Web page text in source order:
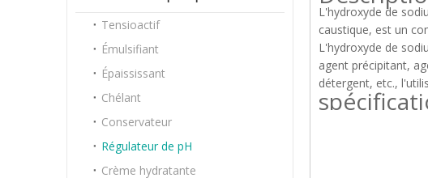
Tensioactif
Émulsifiant
Épaississant
Chélant
Conservateur
Régulateur de pH
Crème hydratante
L'hydroxyde de
caustique, est un
L'hydroxyde de
agent précipitant,
détergent, etc.,